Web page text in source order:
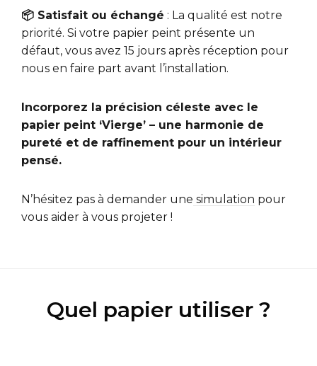
📦 Satisfait ou échangé : La qualité est notre
priorité. Si votre papier peint présente un
défaut, vous avez 15 jours après réception pour
nous en faire part avant l’installation.
Incorporez la précision céleste avec le
papier peint ‘Vierge’ – une harmonie de
pureté et de raffinement pour un intérieur
pensé.
N’hésitez pas à demander une simulation pour
vous aider à vous projeter !
Quel papier utiliser ?